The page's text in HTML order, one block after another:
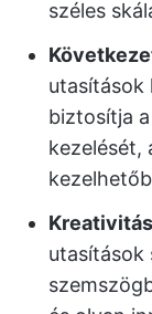
széles
utasítások
biztosítja
kezelését,
utasítások